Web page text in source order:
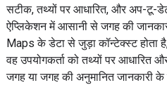
सटीक, तथ्यों पर आधारित, और अप-टू-
ऐप्लिकेशन में आसानी से जगह की
Maps के डेटा से जुड़ा कॉन्टेक्स्ट होता
वह उपयोगकर्ता को तथ्यों पर आधारित
जगह या जगह की अनुमानित जानकारी के